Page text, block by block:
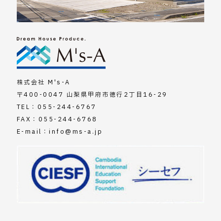
株式会社 M's-A
〒400-0047 山梨県甲府市徳行2丁目16-29
TEL： 055-244-6767
FAX：055-244-6768
E-mail：info@ms-a.jp